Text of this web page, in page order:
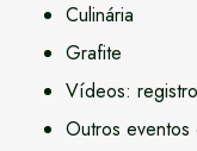
Culinária
Grafite
Vídeos:
Outros eventos